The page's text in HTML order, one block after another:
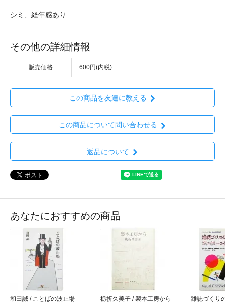
シミ、経年感あり
その他の詳細情報
販売価格 600円(内税)
この商品を友達に教える
この商品について問い合わせる
返品について
あなたにおすすめの商品
和田誠 / ことばの波止場
栃折久美子 / 製本工房から
雑誌づくり